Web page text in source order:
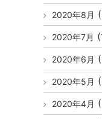
2020年8月
2020年7月
2020年6月
2020年5月
2020年4月